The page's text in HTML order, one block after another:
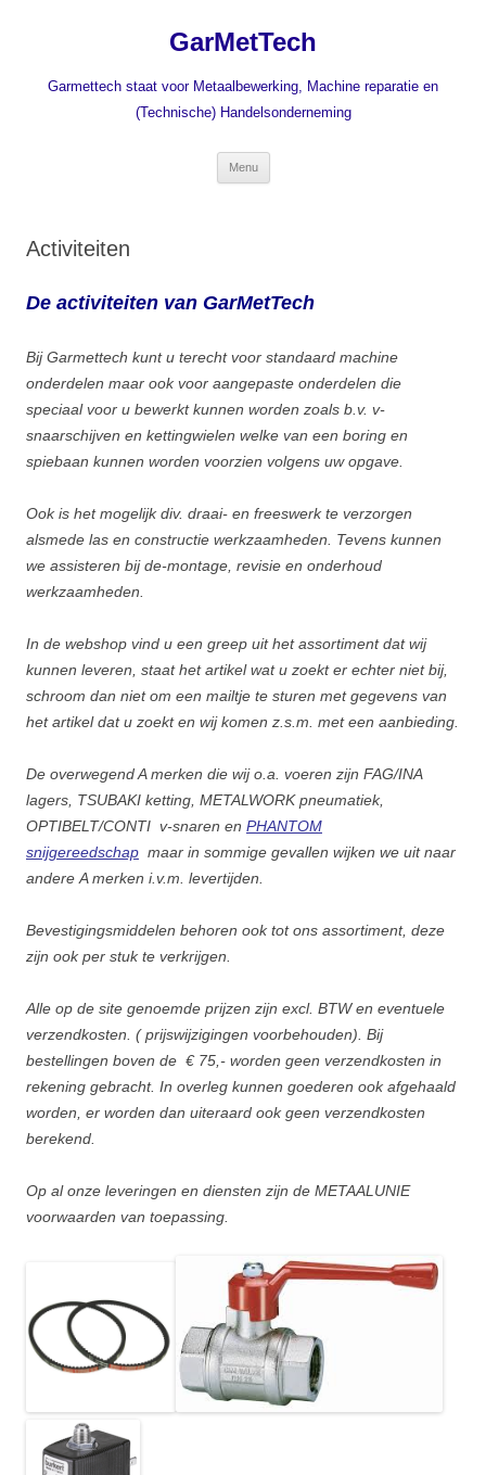
GarMetTech
Garmettech staat voor Metaalbewerking, Machine reparatie en
(Technische) Handelsonderneming
Menu
Activiteiten
De activiteiten van GarMetTech
Bij Garmettech kunt u terecht voor standaard machine
onderdelen maar ook voor aangepaste onderdelen die
speciaal voor u bewerkt kunnen worden zoals b.v. v-
snaarschijven en kettingwielen welke van een boring en
spiebaan kunnen worden voorzien volgens uw opgave.
Ook is het mogelijk div. draai- en freeswerk te verzorgen
alsmede las en constructie werkzaamheden. Tevens kunnen
we assisteren bij de-montage, revisie en onderhoud
werkzaamheden.
In de webshop vind u een greep uit het assortiment dat wij
kunnen leveren, staat het artikel wat u zoekt er echter niet bij,
schroom dan niet om een mailtje te sturen met gegevens van
het artikel dat u zoekt en wij komen z .s.m. met een aanbieding.
De overwegend A merken die wij o.a. voeren zijn FAG/INA
lagers, TSUBAKI ketting, METALWORKpneumatiek,
OPTIBELT/CONTI v-snaren en PHANTOM
snijgereedschap maar in sommige gevallen wijken we uit naar
andere A merken i.v.m. levertijden.
Bevestigingsmiddelen behoren ook tot ons assortiment, deze
zijn ook per stuk te verkrijgen.
Alle op de site genoemde prijzen zijn excl. BTW en eventuele
verzendkosten. ( prijswijzigingen voorbehouden). Bij
bestellingen boven de € 75,- worden geen verzendkosten in
rekening gebracht. In overleg kunnen goederen ook afgehaald
worden, er worden dan uiteraard ook geen verzendkosten
berekend.
Op al onze leveringen en diensten zijn de METAALUNIE
voorwaarden van toepassing.